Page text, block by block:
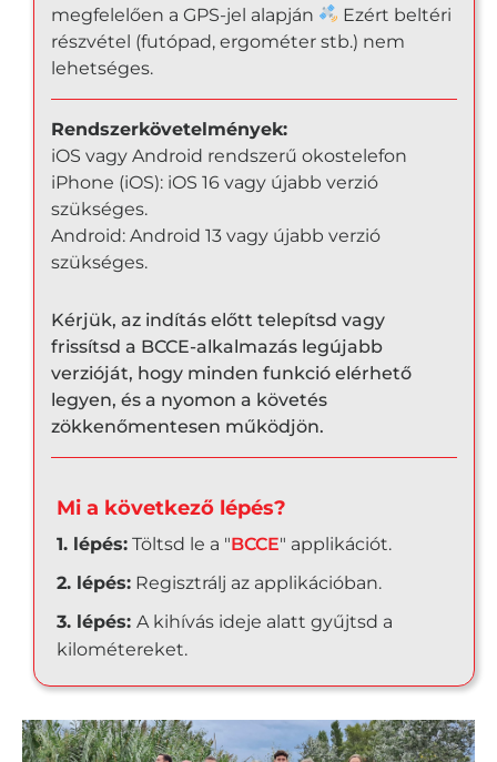
megfelelően a GPS-jel alapján
Ezért beltéri
részvétel (futópad, ergométer stb.) nem
lehetséges.
Rendszerkövetelmények:
iOS vagy Android rendszerű okostelefon
iPhone (iOS): iOS 16 vagy újabb verzió
szükséges.
Android: Android 13 vagy újabb verzió
szükséges.
Kérjük, az indítás előtt telepítsd vagy
frissítsd a BCCE-alkalmazás legújabb
verzióját, hogy minden funkció elérhető
legyen, és a nyomon a követés
zökkenőmentesen működjön.
Mi a következő lépés?
1. lépés:Töltsd le a "BCCE" applikációt.
2. lépés:Regisztrálj az applikációban.
3. lépés: A kihívás ideje alatt gyűjtsd a
kilométereket.